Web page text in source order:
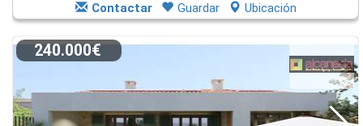
Contactar Guardar Ubicación
240.000€